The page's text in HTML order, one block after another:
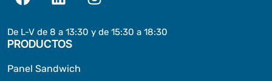
De L-V de 8 a 13:30 y de 15:30 a 18:30
PRODUCTOS
Panel Sandwich